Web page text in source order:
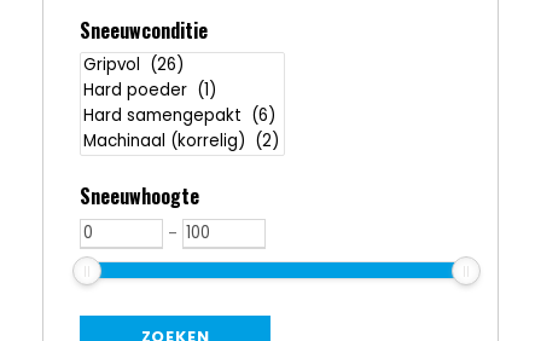
Sneeuwconditie
Sneeuwhoogte
-